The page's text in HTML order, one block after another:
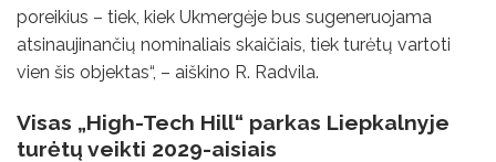
poreikius – tiek, kiek Ukmergėje bus sugeneruojama
atsinaujinančių nominaliais skaičiais, tiek turėtų vartoti
vien šis objektas“, – aiškino R. Radvila.
Visas „High-Tech Hill“ parkas Liepkalnyje
turėtų veikti 2029-aisiais